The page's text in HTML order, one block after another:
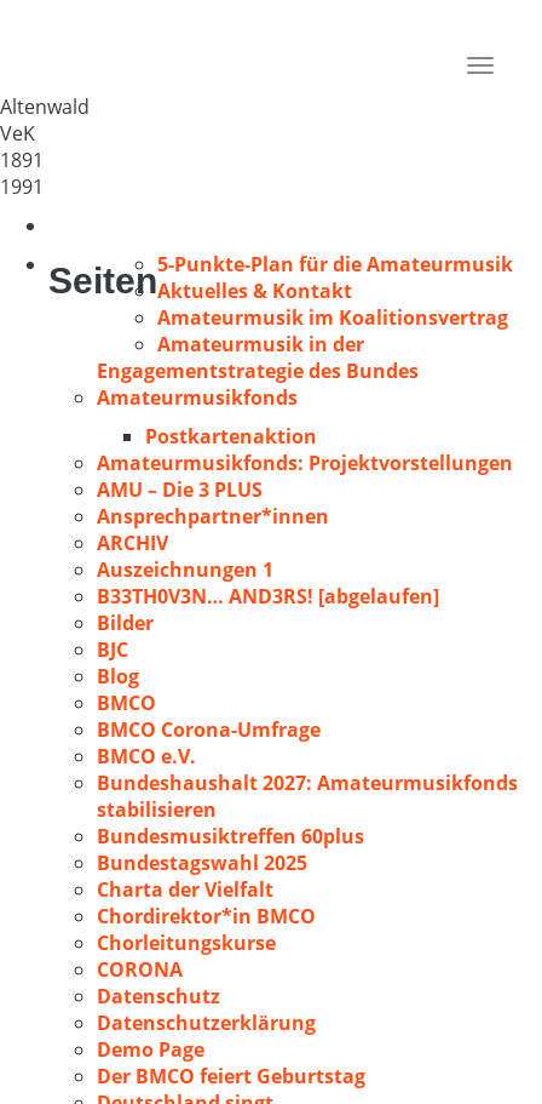
Toggle
Altenwald
VeK
1891
1991
Seiten5-Punkte-Plan für die Amateurmusik
Aktuelles & Kontakt
Amateurmusik im Koalitionsvertrag
Amateurmusik in der
Engagementstrategie des Bundes
Amateurmusikfonds
Postkartenaktion
Amateurmusikfonds: Projektvorstellungen
AMU – Die 3 PLUS
Ansprechpartner*innen
ARCHIV
Auszeichnungen 1
B33TH0V3N… AND3RS! [abgelaufen]
Bilder
BJC
Blog
BMCO
BMCO Corona-Umfrage
BMCO e.V.
Bundeshaushalt 2027: Amateurmusikfonds
stabilisieren
Bundesmusiktreffen 60plus
Bundestagswahl 2025
Charta der Vielfalt
Chordirektor*in BMCO
Chorleitungskurse
CORONA
Datenschutz
Datenschutzerklärung
Demo Page
Der BMCO feiert Geburtstag